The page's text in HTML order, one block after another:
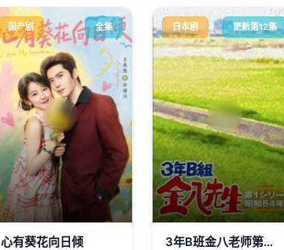
国产剧 全集
心有葵花向日倾
日本剧 更新第12集
3年B班金八老师第三季